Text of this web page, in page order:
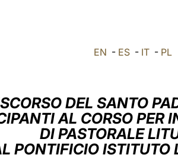
EN - ES - IT - PL
DEL SANTO
AL CORSO PER
DI PASTORALE
PONTIFICIO ISTITUTO